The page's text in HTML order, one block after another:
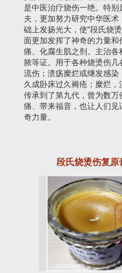
是中医治疗烧伤一绝。特
夫，更加努力研究中华医
础上发扬光大，使“段氏烧
面更加发挥了神奇的力量
痛、化腐生肌之剂。主治
脓等证。用于各种烧烫伤
流伤；溃疡糜烂或继发感
久成卧床过久褥疮；糜烂
传承到了第九代，曾为数
痛、带来福音，也让人们
奇力量。
段氏烧烫伤复原